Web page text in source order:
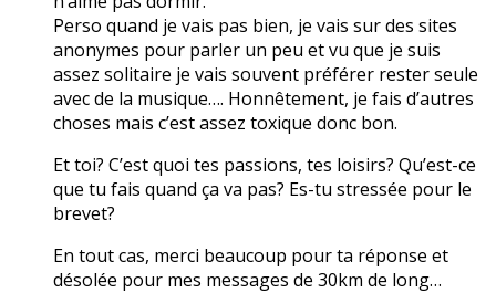
Perso quand je vais pas bien, je vais sur des sites
anonymes pour parler un peu et vu que je suis
assez solitaire je vais souvent préférer rester seule
avec de la musique…. Honnêtement, je fais d’autres
choses mais c’est assez toxique donc bon.
Et toi? C’est quoi tes passions, tes loisirs? Qu’est-ce
que tu fais quand ça va pas? Es-tu stressée pour le
brevet?
En tout cas, merci beaucoup pour ta réponse et
désolée pour mes messages de 30km de long…